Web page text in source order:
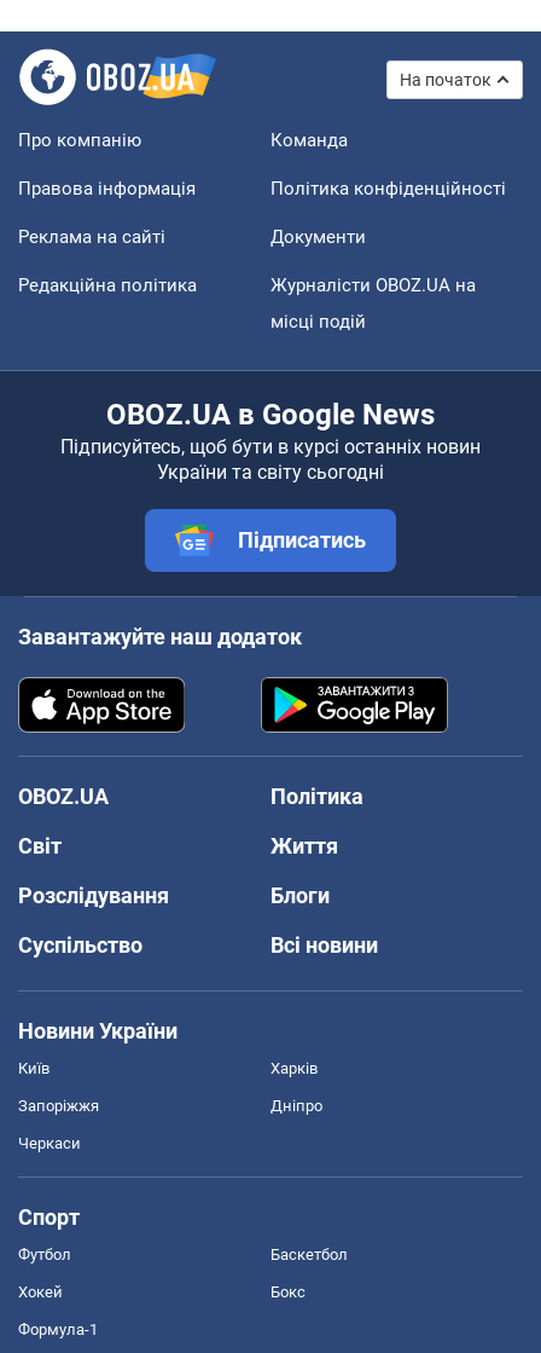
На початок
Про компанію Команда
Правова інформація Політика конфіденційності
Реклама на сайті Документи
Редакційна політика
Журналісти OBOZ.UA на
місці подій
OBOZ.UA в Google News
Підписуйтесь, щоб бути в курсі останніх новин
України та світу сьогодні
Підписатись
Завантажуйте наш додаток
OBOZ.UA
Політика
Світ
Життя
Розслідування
Блоги
Суспільство
Всі новини
Новини України
Київ Харків
Запоріжжя Дніпро
Черкаси
Спорт
Футбол Баскетбол
Хокей Бокс
Формула-1